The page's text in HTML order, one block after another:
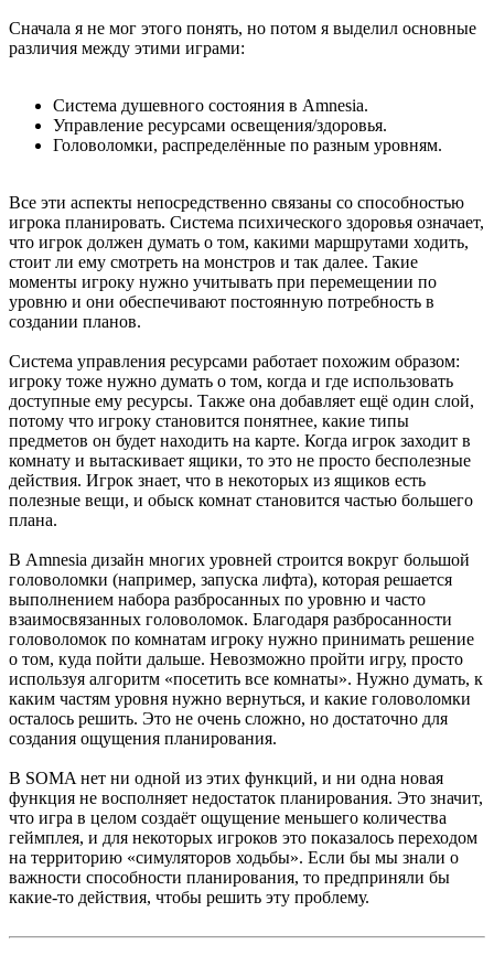
Сначала я не мог этого понять, но потом я выделил основные
различия между этими играми:
Система душевного состояния в Amnesia.
Управление ресурсами освещения/здоровья.
Головоломки, распределённые по разным уровням.
Все эти аспекты непосредственно связаны со способностью
игрока планировать. Система психического здоровья означает,
что игрок должен думать о том, какими маршрутами ходить,
стоит ли ему смотреть на монстров и так далее. Такие
моменты игроку нужно учитывать при перемещении по
уровню и они обеспечивают постоянную потребность в
создании планов.
Система управления ресурсами работает похожим образом:
игроку тоже нужно думать о том, когда и где использовать
доступные ему ресурсы. Также она добавляет ещё один слой,
потому что игроку становится понятнее, какие типы
предметов он будет находить на карте. Когда игрок заходит в
комнату и вытаскивает ящики, то это не просто бесполезные
действия. Игрок знает, что в некоторых из ящиков есть
полезные вещи, и обыск комнат становится частью большего
плана.
В Amnesia дизайн многих уровней строится вокруг большой
головоломки (например, запуска лифта), которая решается
выполнением набора разбросанных по уровню и часто
взаимосвязанных головоломок. Благодаря разбросанности
головоломок по комнатам игроку нужно принимать решение
о том, куда пойти дальше. Невозможно пройти игру, просто
используя алгоритм «посетить все комнаты». Нужно думать, к
каким частям уровня нужно вернуться, и какие головоломки
осталось решить. Это не очень сложно, но достаточно для
создания ощущения планирования.
В SOMA нет ни одной из этих функций, и ни одна новая
функция не восполняет недостаток планирования. Это значит,
что игра в целом создаёт ощущение меньшего количества
геймплея, и для некоторых игроков это показалось переходом
на территорию «симуляторов ходьбы». Если бы мы знали о
важности способности планирования, то предприняли бы
какие-то действия, чтобы решить эту проблему.